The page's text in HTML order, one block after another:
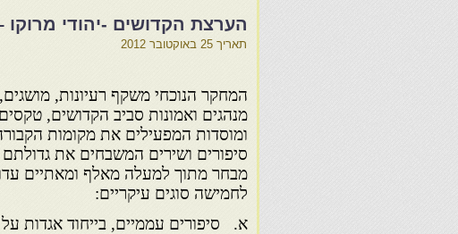
הערצת הקדושים -יהודי מרוקו
תאריך 25 באוקטובר 2012
המחקר הנוכחי משקף רעיונות,
מנהגים ואמונות סביב הקדושים,
ומוסדות המפעילים את מקומות
סיפורים ושירים המשבחים את גדולתם
מבחר מתוך למעלה מאלף ומאתיים
לחמישה סוגים עיקריים:
א. סיפורים עממיים, בייחוד אגדות